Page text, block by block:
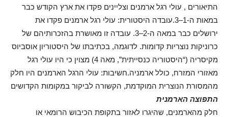
התיאורים , עולי רגל ארמנים וצליינים פקדו את ארץ הקודש כבר
במאות ה-1–3.עובדה היסטורית: עולי רגל ארמנים פקדו את
ירושלים כבר במאה ה-2–3. עובדה זו מאושרת בהזכרותיהם של
כרוניקות נוצריות קדומות. לדוגמה, בכתיבתו של היסטוריון אוסביוס
מקיסריה (“היסטוריה כנסייתית”, מאה 4) מצוין כי היו עולי רגל
מאזורי המזרח, כולל ארמניה.חשיבות: עולי הרגל הארמנים היו חלק
מהמסורת הנוצרית המוקדמת, הקשורה לביקור במקומות הקדושים
התפוצה הארמנית
חלק מהארמנים, שהיגרו לאזור בתקופת הכיבוש הרומאי או